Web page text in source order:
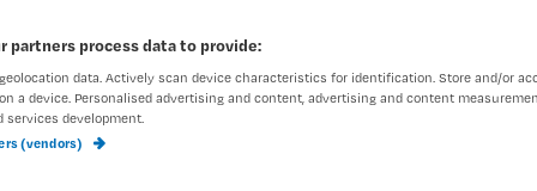
Het afgelopen jaar ben ik wat meer
afdeling. Via meldingen in het Incident
partners process data to provide:
data. Actively scan device characteristics for identification. Store and/or
a device. Personalised advertising and content, advertising and content
services development.
(vendors)